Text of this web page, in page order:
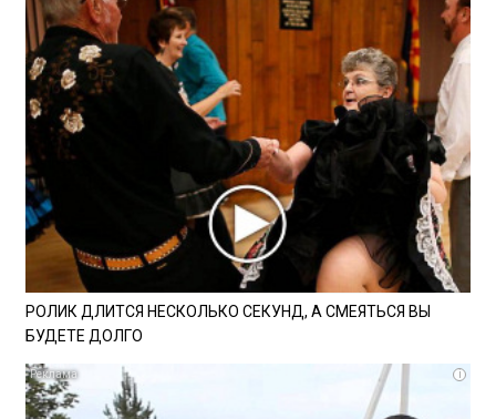
РОЛИК ДЛИТСЯ НЕСКОЛЬКО СЕКУНД, А СМЕЯТЬСЯ ВЫ
БУДЕТЕ ДОЛГО
i